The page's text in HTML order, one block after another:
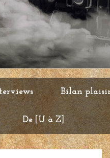
Bilan
De [U à Z]